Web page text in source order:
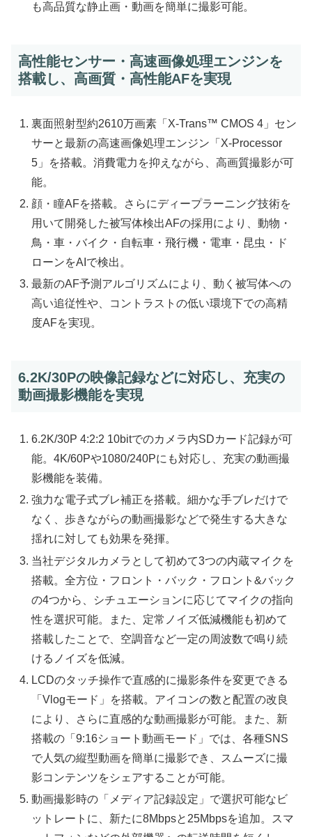
も高品質な静止画・動画を簡単に撮影可能。
高性能センサー・高速画像処理エンジンを
搭載し、高画質・高性能AFを実現
裏面照射型約2610万画素「X-Trans™ CMOS 4」セン
サーと最新の高速画像処理エンジン「X-Processor
5」を搭載。消費電力を抑えながら、高画質撮影が可
能。
顔・瞳AFを搭載。さらにディープラーニング技術を
用いて開発した被写体検出AFの採用により、動物・
鳥・車・バイク・自転車・飛行機・電車・昆虫・ド
ローンをAIで検出。
最新のAF予測アルゴリズムにより、動く被写体への
高い追従性や、コントラストの低い環境下での高精
度AFを実現。
6.2K/30Pの映像記録などに対応し、充実の
動画撮影機能を実現
6.2K/30P 4:2:2 10bitでのカメラ内SDカード記録が可
能。4K/60Pや1080/240Pにも対応し、充実の動画撮
影機能を装備。
強力な電子式ブレ補正を搭載。細かな手ブレだけで
なく、歩きながらの動画撮影などで発生する大きな
揺れに対しても効果を発揮。
当社デジタルカメラとして初めて3つの内蔵マイクを
搭載。全方位・フロント・バック・フロント&バック
の4つから、シチュエーションに応じてマイクの指向
性を選択可能。また、定常ノイズ低減機能も初めて
搭載したことで、空調音など一定の周波数で鳴り続
けるノイズを低減。
LCDのタッチ操作で直感的に撮影条件を変更できる
「Vlogモード」を搭載。アイコンの数と配置の改良
により、さらに直感的な動画撮影が可能。また、新
搭載の「9:16ショート動画モード」では、各種SNS
で人気の縦型動画を簡単に撮影でき、スムーズに撮
影コンテンツをシェアすることが可能。
動画撮影時の「メディア記録設定」で選択可能なビ
ットレートに、新たに8Mbpsと25Mbpsを追加。スマ